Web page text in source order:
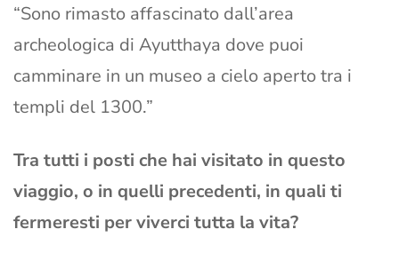
“Sono rimasto affascinato dall’area
archeologica di Ayutthaya dove puoi
camminare in un museo a cielo aperto tra i
templi del 1300.”
Tra tutti i posti che hai visitato in questo
viaggio, o in quelli precedenti, in quali ti
fermeresti per viverci tutta la vita?